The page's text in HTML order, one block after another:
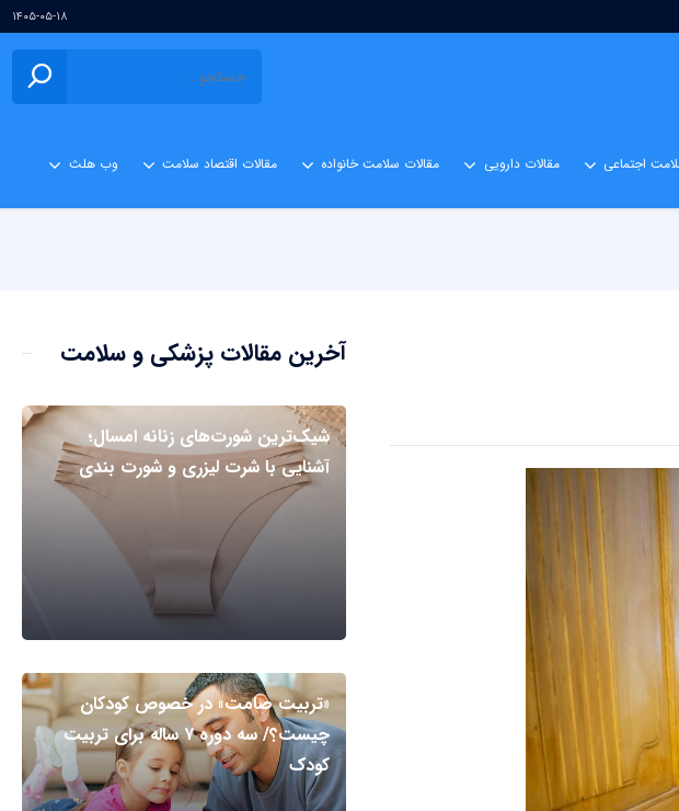
۱۴۰۵-۰۵-۱۸
اجتماعی مقالات دارویی مقالات سلامت خانواده مقالات اقتصاد سلامت وب هلث
آخرین مقالات پزشکی و سلامت
شیک‌ترین شورت‌های زنانه امسال؛
آشنایی با شرت لیزری و شورت بندی
«تربیت صامت» در خصوص کودکان
چیست؟/ سه دوره ۷ ساله برای تربیت
کودک